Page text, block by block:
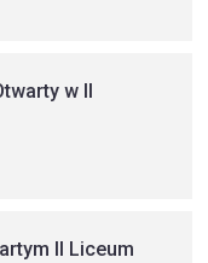
w II
II Liceum